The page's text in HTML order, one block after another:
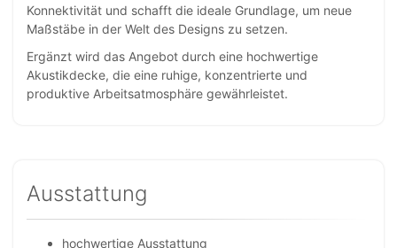
Konnektivität und schafft die ideale Grundlage, um neue
Maßstäbe in der Welt des Designs zu setzen.
Ergänzt wird das Angebot durch eine hochwertige
Akustikdecke, die eine ruhige, konzentrierte und
produktive Arbeitsatmosphäre gewährleistet.
Ausstattung
hochwertige Ausstattung